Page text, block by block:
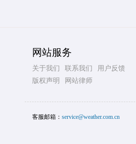
网站服务
关于我们 联系我们
用户反馈
版权声明
网站律师
客服邮箱： service@weather.com.cn